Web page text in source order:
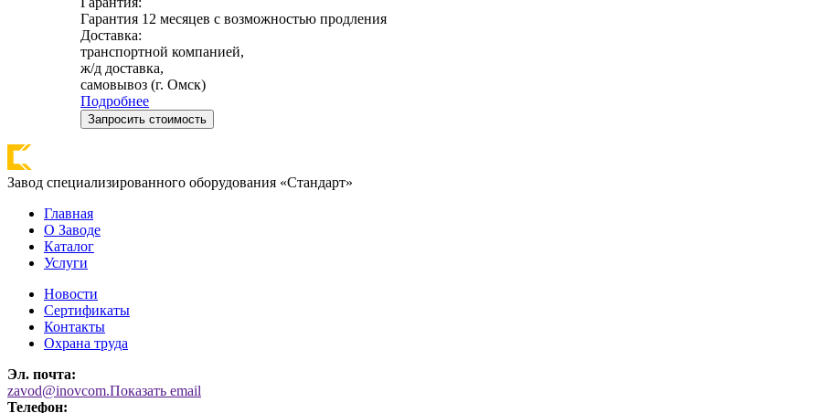
Гарантия 12 месяцев с возможностью продления
Доставка:
транспортной компанией,
ж/д доставка,
самовывоз (г. Омск)
Подробнее
Запросить стоимость
Завод специализированного оборудования «Стандарт»
Главная
О Заводе
Каталог
Услуги
Новости
Сертификаты
Контакты
Охрана труда
Эл. почта:
zavod@inovcom.Показать email
Телефон: